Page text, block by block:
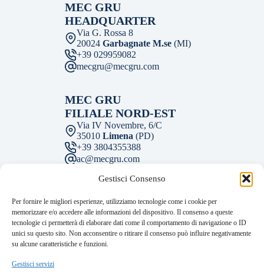
Gestisci Consenso
Per fornire le migliori esperienze, utilizziamo tecnologie come i cookie per
memorizzare e/o accedere alle informazioni del dispositivo. Il consenso a queste
tecnologie ci permetterà di elaborare dati come il comportamento di navigazione o ID
unici su questo sito. Non acconsentire o ritirare il consenso può influire negativamente
su alcune caratteristiche e funzioni.
Gestisci servizi
MEC GRU
HEADQUARTER
Via G. Rossa 8
20024 Garbagnate M.se (MI)
+39 029959082
mecgru@mecgru.com
MEC GRU
FILIALE NORD-EST
Via IV Novembre, 6/C
35010 Limena (PD)
+39 3804355388
ac@mecgru.com
FILIALE CENTRO
Via M. Fantelli 2
43122Parma(PR)
+39 05211798981